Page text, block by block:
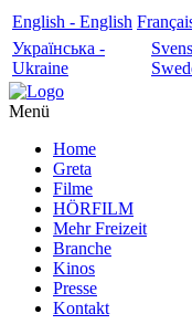
English - English
Українська -
Ukraine
Menü
Home
Greta
Filme
HÖRFILM
Mehr Freizeit
Branche
Kinos
Presse
Kontakt